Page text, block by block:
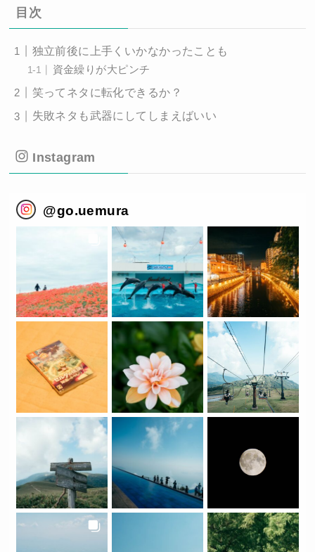
目次
独立前後に上手くいかなかったことも
資金繰りが大ピンチ
笑ってネタに転化できるか？
失敗ネタも武器にしてしまえばいい
Instagram
@go.uemura